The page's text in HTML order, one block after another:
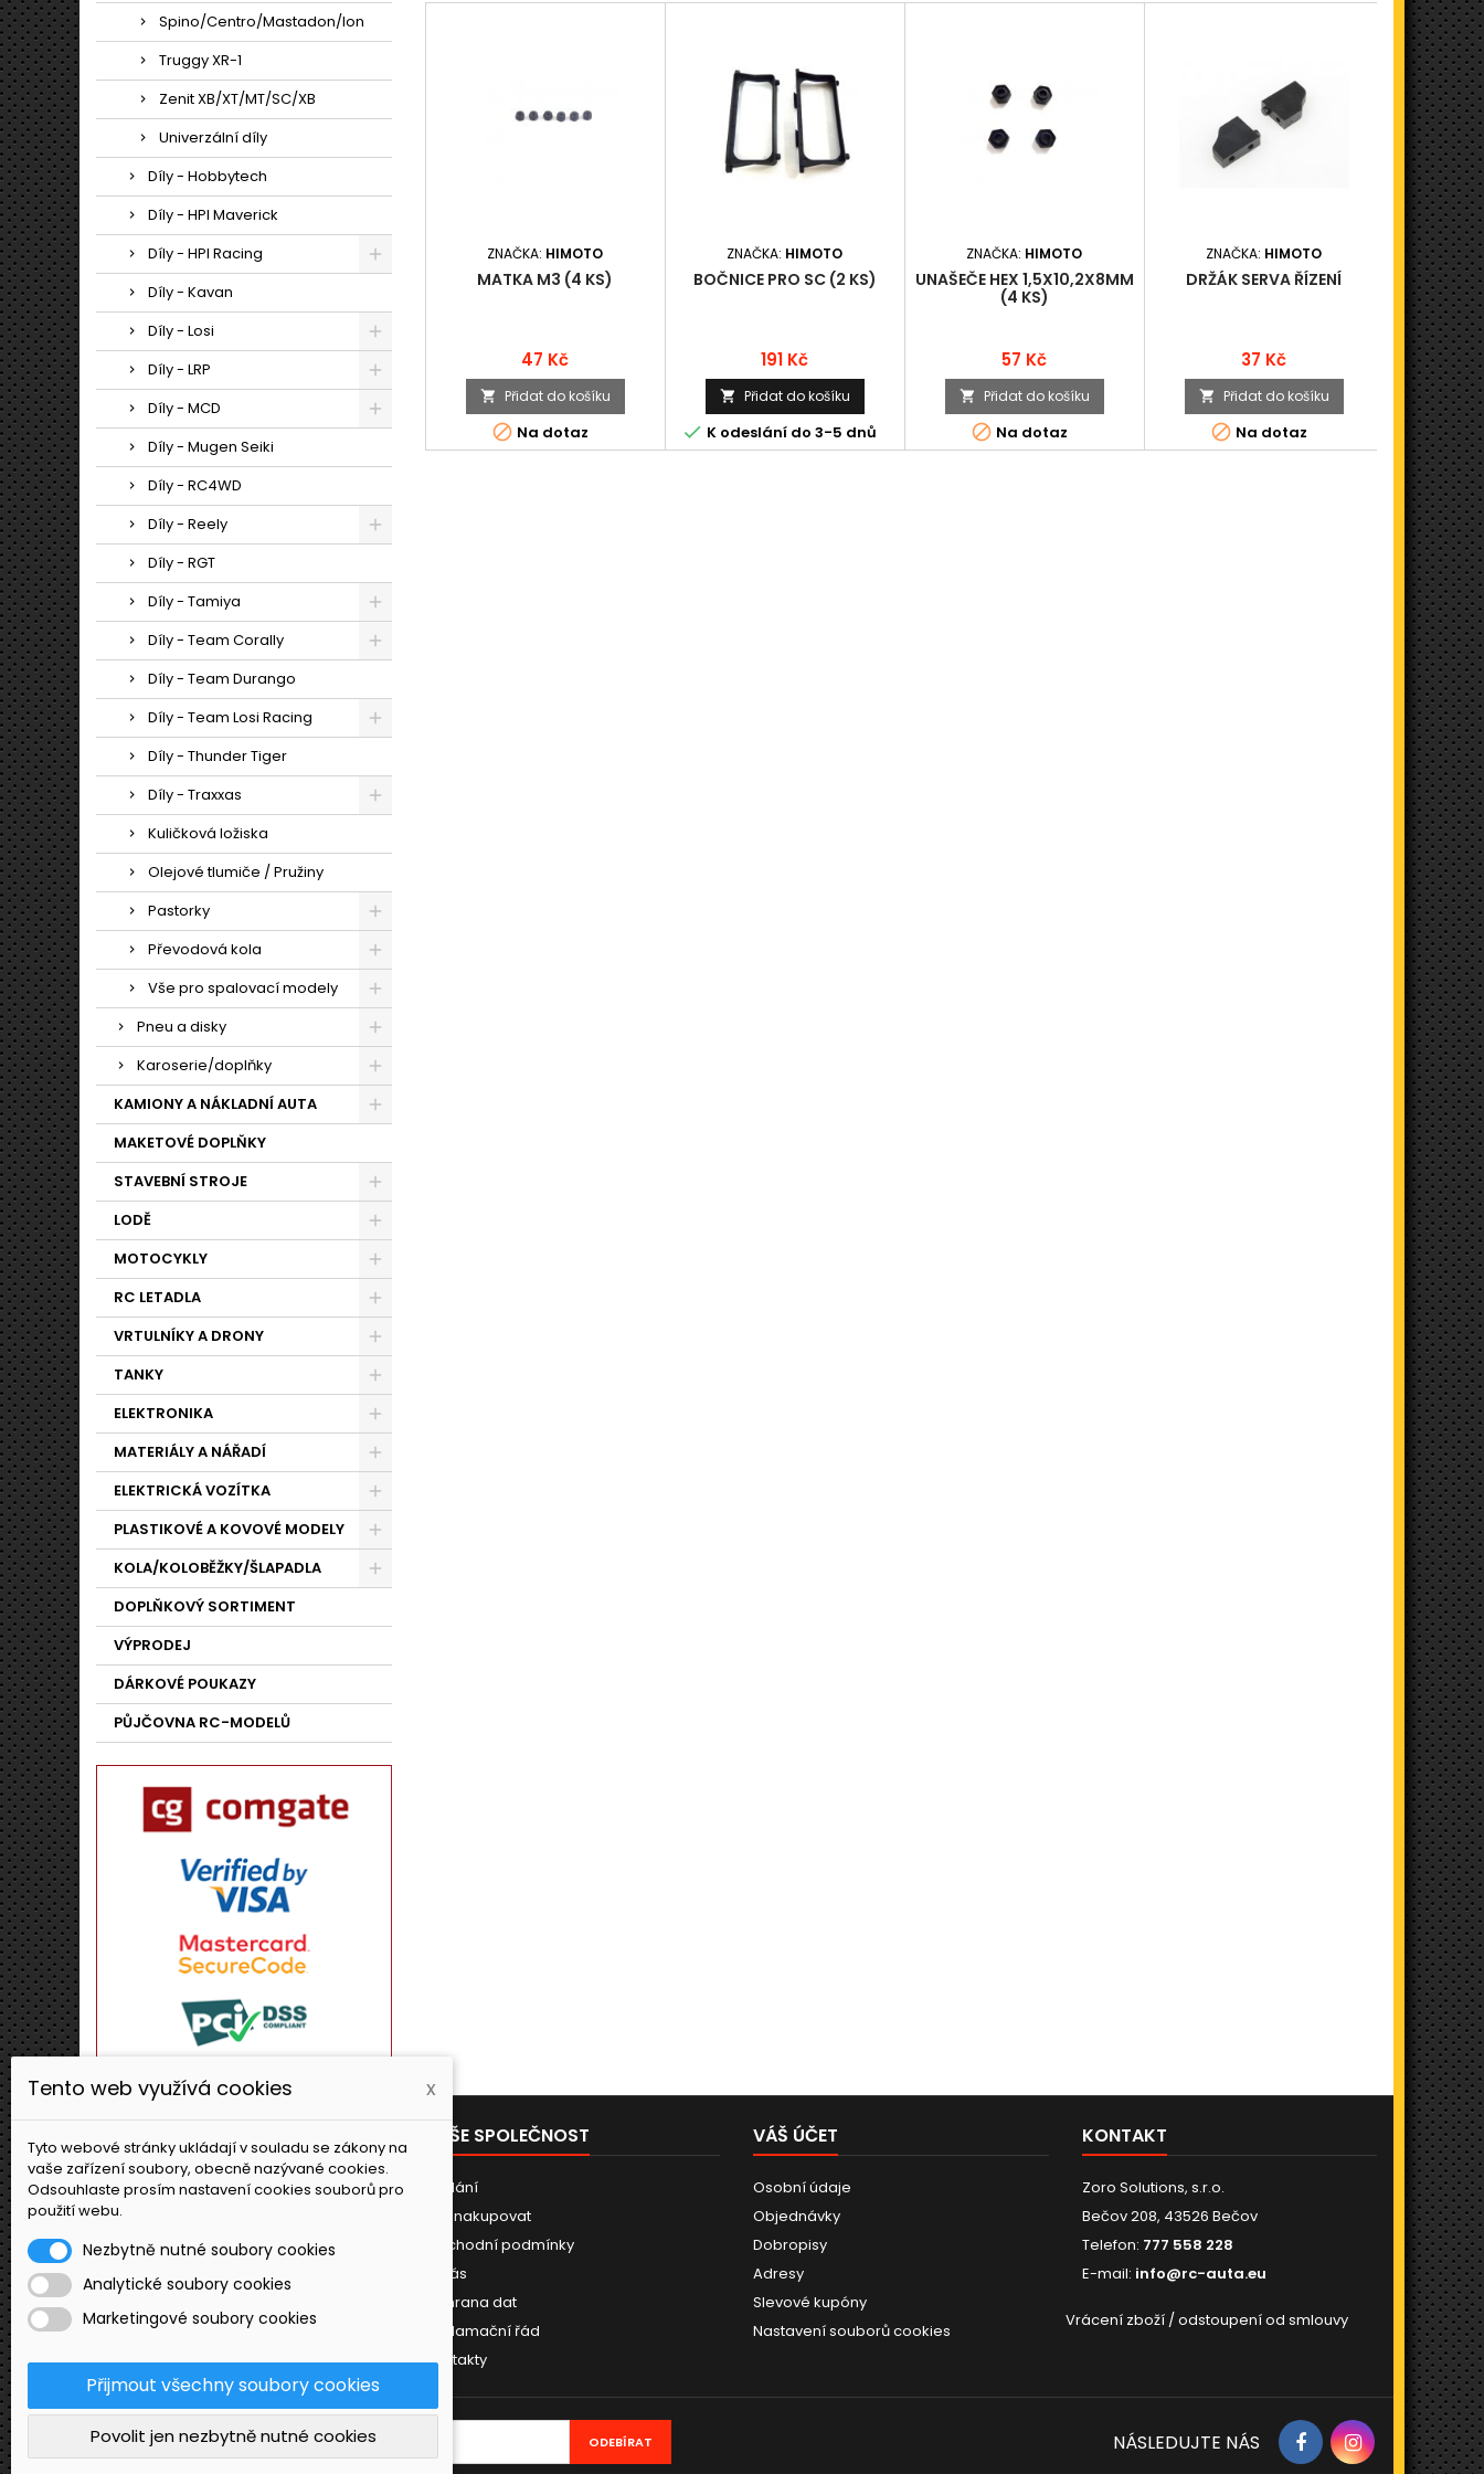
Spino/Centro/Mastadon/Ion
Truggy XR-1
Zenit XB/XT/MT/SC/XB
Univerzální díly
Díly - Hobbytech
Díly - HPI Maverick
Díly - HPI Racing
Díly - Kavan
Díly - Losi
Díly - LRP
Díly - MCD
Díly - Mugen Seiki
Díly - RC4WD
Díly - Reely
Díly - RGT
Díly - Tamiya
Díly - Team Corally
Díly - Team Durango
Díly - Team Losi Racing
Díly - Thunder Tiger
Díly - Traxxas
Kuličková ložiska
Olejové tlumiče / Pružiny
Pastorky
Převodová kola
Vše pro spalovací modely
Pneu a disky
Karoserie/doplňky
KAMIONY A NÁKLADNÍ AUTA
MAKETOVÉ DOPLŇKY
STAVEBNÍ STROJE
LODĚ
MOTOCYKLY
RC LETADLA
VRTULNÍKY A DRONY
TANKY
ELEKTRONIKA
MATERIÁLY A NÁŘADÍ
ELEKTRICKÁ VOZÍTKA
PLASTIKOVÉ A KOVOVÉ MODELY
KOLA/KOLOBĚŽKY/ŠLAPADLA
DOPLŇKOVÝ SORTIMENT
VÝPRODEJ
DÁRKOVÉ POUKAZY
PŮJČOVNA RC-MODELŮ
ZNAČKA: HIMOTO
MATKA M3 (4 KS)
Cena
47 Kč
 Přidat do košíku
 Na dotaz
ZNAČKA: HIMOTO
BOČNICE PRO SC (2 KS)
Cena
191 Kč
 Přidat do košíku
 K odeslání do 3-5 dnů
ZNAČKA: HIMOTO
UNAŠEČE HEX 1,5X10,2X8MM
(4 KS)
Cena
57 Kč
 Přidat do košíku
 Na dotaz
ZNAČKA: HIMOTO
DRŽÁK SERVA ŘÍZENÍ
Cena
37 Kč
 Přidat do košíku
 Na dotaz
SHORT

 K
PRODUKTY
Novinky
NAŠE SPOLEČNOST
Dodání
Jak nakupovat
Obchodní podmínky
O nás
Ochrana dat
Reklamační řád
Kontakty
VÁŠ ÚČET
Osobní údaje
Objednávky
Dobropisy
Adresy
Slevové kupóny
Nastavení souborů cookies
KONTAKT
Zoro Solutions, s.r.o.
Bečov 208, 43526 Bečov
Telefon: 777 558 228
E-mail: info@rc-auta.eu
Vrácení zboží / odstoupení od smlouvy
ODBĚR NOVINEK NÁSLEDUJTE NÁS
Tento web využívá cookies x
Tyto webové stránky ukládají v souladu se zákony na
vaše zařízení soubory, obecně nazývané cookies.
Odsouhlaste prosím nastavení cookies souborů pro
použití webu.
Nezbytně nutné soubory cookies
Analytické soubory cookies
Marketingové soubory cookies
Přijmout všechny soubory cookies
Povolit jen nezbytně nutné cookies